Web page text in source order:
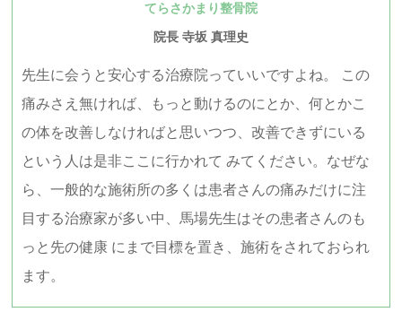
てらさかまり整骨院
院長 寺坂 真理史
先生に会うと安心する治療院っていいですよね。 この
痛みさえ無ければ、もっと動けるのにとか、何とかこ
の体を改善しなければと思いつつ、改善できずにいる
という人は是非ここに行かれて みてください。なぜな
ら、一般的な施術所の多くは患者さんの痛みだけに注
目する治療家が多い中、馬場先生はその患者さんのも
っと先の健康 にまで目標を置き、施術をされておられ
ます。